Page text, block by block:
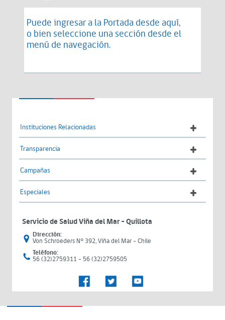
Puede ingresar a la Portada desde aquí,
o bien seleccione una sección desde el
menú de navegación.
Instituciones Relacionadas
Transparencia
Campañas
Especiales
Servicio de Salud Viña del Mar – Quillota
Dirección:
Von Schroeders N° 392, Viña del Mar - Chile
Teléfono:
56 (32)2759311 - 56 (32)2759505